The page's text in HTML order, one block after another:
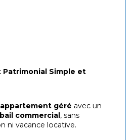
Patrimonial Simple et
appartement géré avec un
commercial , sans
ni vacance locative.